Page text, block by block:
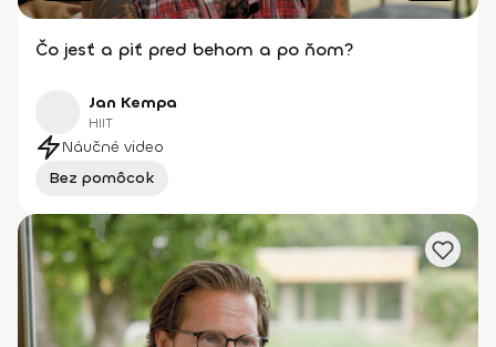
Čo jesť a piť pred behom a po ňom?
Jan Kempa
HIIT
Náučné video
Bez pomôcok